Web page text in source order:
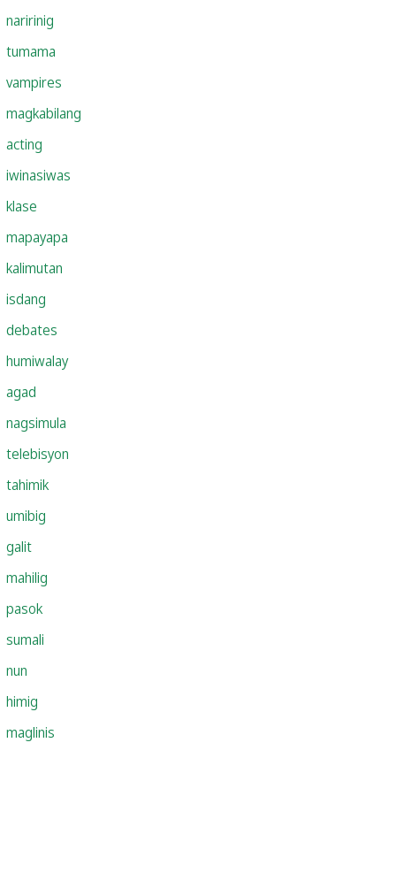
naririnig
tumama
vampires
magkabilang
acting
iwinasiwas
klase
mapayapa
kalimutan
isdang
debates
humiwalay
agad
nagsimula
telebisyon
tahimik
umibig
galit
mahilig
pasok
sumali
nun
himig
maglinis